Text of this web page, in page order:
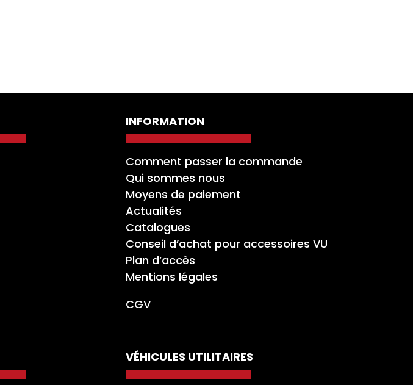
INFORMATION
Comment passer la commande
Qui sommes nous
Moyens de paiement
Actualités
Catalogues
Conseil d’achat pour accessoires VU
Plan d’accès
Mentions légales
CGV
VÉHICULES UTILITAIRES